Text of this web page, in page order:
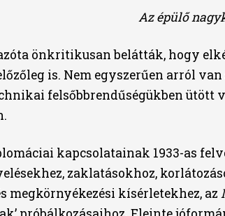
Az épülő
önkritikusan belátták, hogy
is. Nem egyszerűen arról
felsőbbrendűségükben ütött
kapcsolatainak 1933-as
zaklatásokhoz,
megkörnyékezési kísérletekhez, az